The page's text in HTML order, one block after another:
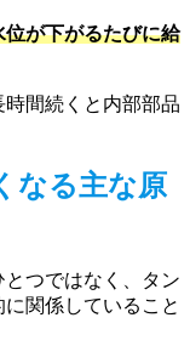
が下がるたびに給
間続くと内部部品
なる主な原
とつではなく、タン
関係していること